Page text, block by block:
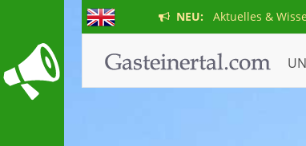
NEU: Aktuelles &